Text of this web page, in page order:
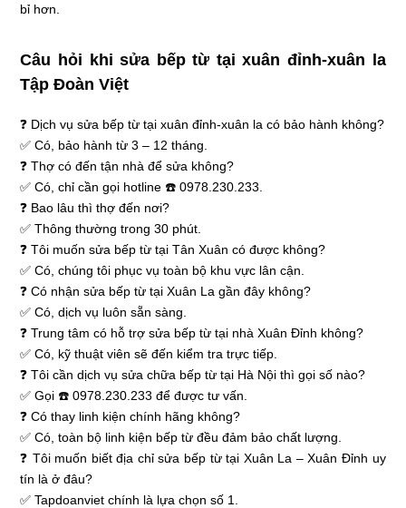
bỉ hơn.
Câu hỏi khi sửa bếp từ tại xuân đỉnh-xuân la
Tập Đoàn Việt
❓ Dịch vụ sửa bếp từ tại xuân đỉnh-xuân la có bảo hành không?
✅ Có, bảo hành từ 3 – 12 tháng.
❓ Thợ có đến tận nhà để sửa không?
✅ Có, chỉ cần gọi hotline ☎️ 0978.230.233.
❓ Bao lâu thì thợ đến nơi?
✅ Thông thường trong 30 phút.
❓ Tôi muốn sửa bếp từ tại Tân Xuân có được không?
✅ Có, chúng tôi phục vụ toàn bộ khu vực lân cận.
❓ Có nhận sửa bếp từ tại Xuân La gần đây không?
✅ Có, dịch vụ luôn sẵn sàng.
❓ Trung tâm có hỗ trợ sửa bếp từ tại nhà Xuân Đỉnh không?
✅ Có, kỹ thuật viên sẽ đến kiểm tra trực tiếp.
❓ Tôi cần dịch vụ sửa chữa bếp từ tại Hà Nội thì gọi số nào?
✅ Gọi ☎️ 0978.230.233 để được tư vấn.
❓ Có thay linh kiện chính hãng không?
✅ Có, toàn bộ linh kiện bếp từ đều đảm bảo chất lượng.
❓ Tôi muốn biết địa chỉ sửa bếp từ tại Xuân La – Xuân Đỉnh uy
tín là ở đâu?
✅ Tapdoanviet chính là lựa chọn số 1.